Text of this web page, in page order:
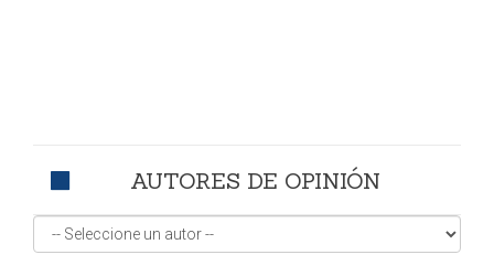
AUTORES DE OPINIÓN